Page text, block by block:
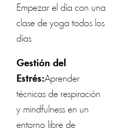
Empezar el día con una
clase de yoga todos los
días
Gestión del
Estrés:Aprender
técnicas de respiración
y mindfulness en un
entorno libre de